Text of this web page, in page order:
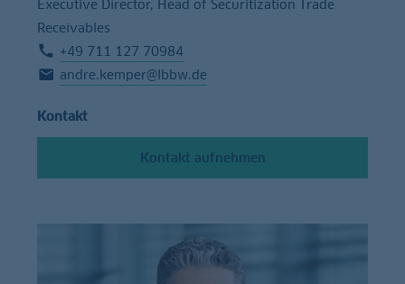
Executive Director, Head of Securitization Trade
Receivables
+49 711 127 70984
andre.kemper@lbbw.de
Kontakt
Kontakt aufnehmen